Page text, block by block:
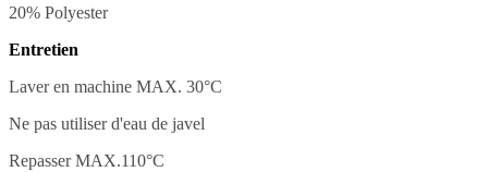
20% Polyester
Entretien
Laver en machine MAX. 30°C
Ne pas utiliser d'eau de javel
Repasser MAX.110°C